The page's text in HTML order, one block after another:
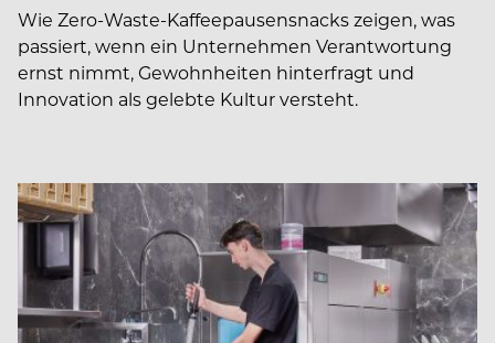
Wie Zero-Waste-Kaffeepausensnacks zeigen, was
passiert, wenn ein Unternehmen Verantwortung
ernst nimmt, Gewohnheiten hinterfragt und
Innovation als gelebte Kultur versteht.